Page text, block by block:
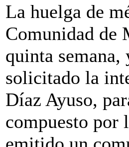
La huelga de
Comunidad de
quinta
solicitado la
Díaz Ayuso,
compuesto